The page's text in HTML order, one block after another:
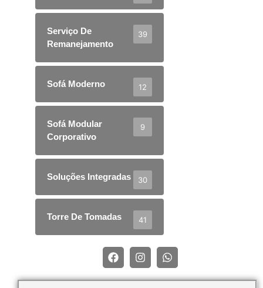
Serviço De
Remanejamento
39
Sofá Moderno 12
Sofá Modular
Corporativo
9
Soluções Integradas 30
Torre De Tomadas 41